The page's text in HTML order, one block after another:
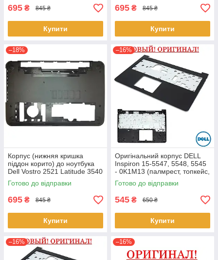
695 ₴ 845 ₴
Купити
695 ₴ 845 ₴
Купити
–18%
Корпус (нижняя кришка
піддон корито) до ноутбука
Dell Vostro 2521 Latitude 3540
(0YXMG9, AP0ZG000200)
Готово до відправки
695 ₴ 845 ₴
Купити
–16%
Оригінальний корпус DELL
Inspiron 15-5547, 5548, 5545
- 0K1M13 (палмрест, топкейс,
верх)
Готово до відправки
545 ₴ 650 ₴
Купити
–16% –16%